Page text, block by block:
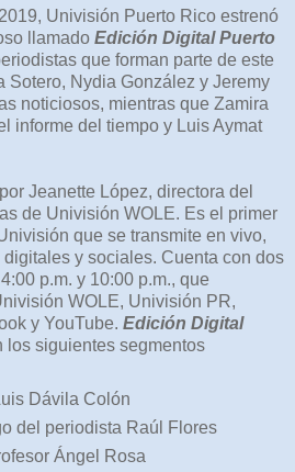
Univisión Puerto Rico estrenó
llamado Edición Digital Puerto
que forman parte de este
Sotero, Nydia González y Jeremy
noticiosos, mientras que Zamira
informe del tiempo y Luis Aymat
Jeanette López, directora del
de Univisión WOLE. Es el primer
que se transmite en vivo,
y sociales. Cuenta con dos
p.m. y 10:00 p.m., que
WOLE, Univisión PR,
y YouTube. Edición Digital
los siguientes segmentos
Dávila Colón
del periodista Raúl Flores
Ángel Rosa